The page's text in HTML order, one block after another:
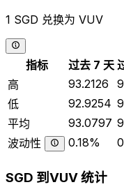
1 SGD 兑换为 VUV
指标 过去 7 天
高
93.2126
低
92.9254
平均
93.0797
波动性
0.18%
SGD 到VUV 统计